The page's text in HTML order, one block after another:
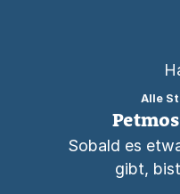
Alle
Sobald es
gibt,